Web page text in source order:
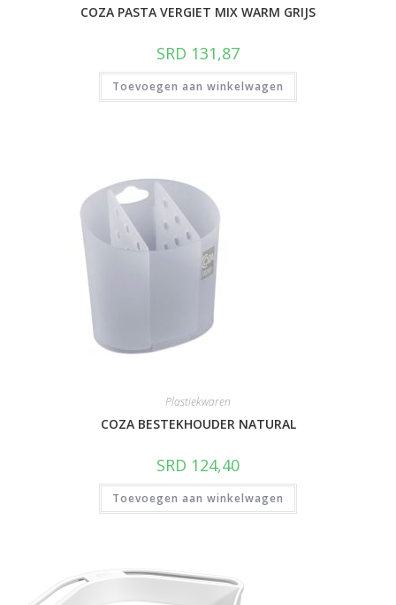
COZA PASTA VERGIET MIX WARM GRIJS
SRD 131,87
Toevoegen aan winkelwagen
Plastiekwaren
COZA BESTEKHOUDER NATURAL
SRD 124,40
Toevoegen aan winkelwagen